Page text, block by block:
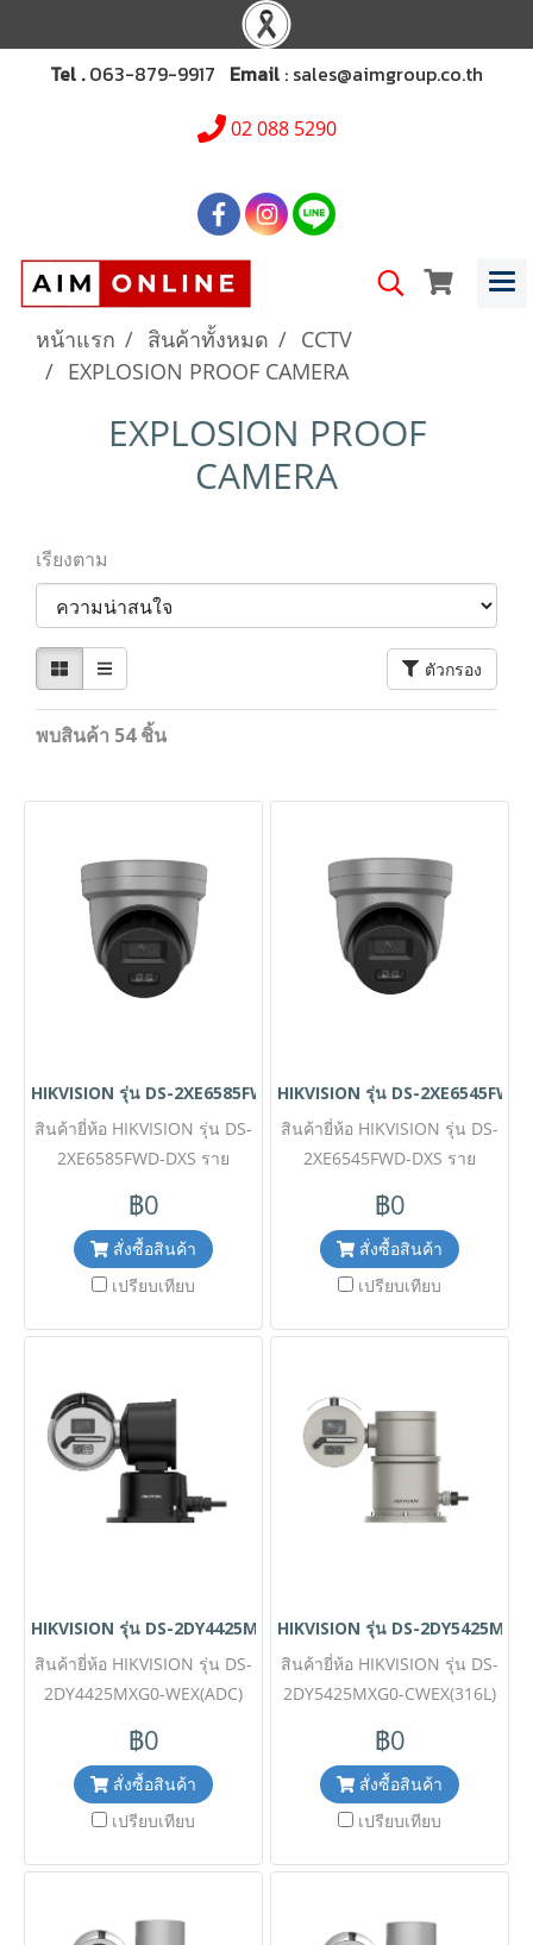
Tel .063-879-9917 Email : sales@aimgroup.co.th
02 088 5290
หน้าแรก สินค้าทั้งหมด
CCTV
EXPLOSION PROOF CAMERA
EXPLOSION PROOF
CAMERA
เรียงตาม
ตัวกรอง
พบสินค้า 54 ชิ้น
HIKVISION รุ่น DS-2XE6585FWD-DXS
สินค้ายี่ห้อ HIKVISION รุ่น DS-
2XE6585FWD-DXS ราย
เกรดป้องกันการระเบิดความ
ละเอียดสูงระดับ 4K (8MP
Ultra HD Explosion-Proof
Hikvision โดดเด่นด้วยภาพคม
ผลิตจากอะลูมิเนียมอัลลอยที่
ทนทานและน้ำหนักเบา ผ่าน
การรับรองมาตรฐานความ
ปลอดภัยระดับสากล ATEX และ
IECEx พร้อมมาตรฐานกันน้ำกัน
พื้นที่อุตสาหกรรมที่เสี่ยงต่อการ
ติดไฟหรือระเบิด ✅ ขอราคา
พิเศษสำหรับงานโครงการ
Line ID @aimonline
฿0
สั่งซื้อสินค้า
เปรียบเทียบ
HIKVISION รุ่น DS-
สินค้ายี่ห้อ HIKVISION รุ่น DS-
2XE6545FWD-DXS ราย
(4MP Explosion-Proof Fixed
Turret Camera) จาก
HIKVISION ความละเอียด 4
เรือนผลิตจากอะลูมิเนียมอัลลอย
ทนทาน ผ่านการรับรอง
มาตรฐานความปลอดภัยระดับ
สากล ATEX และ IECEx พร้อม
มาตรฐานกันน้ำกันฝุ่น IP68
ออกแบบมาเป็นพิเศษเพื่อการ
ละออง ✅ ขอราคาพิเศษสำหรับ
งานโครงการติดต่อ Mobile :
063-879-9917 Line ID
฿0
สั่งซื้อสินค้า
เปรียบเทียบ
HIKVISION รุ่น DS-2DY4425MXG0-WEX(ADC)
สินค้ายี่ห้อ HIKVISION รุ่น DS-
2DY4425MXG0-WEX(ADC)
ปิดสปีดโดมเครือข่ายเกรด
ป้องกันการระเบิด (4MP
Explosion-Proof Network
ความละเอียด 4 ล้านพิกเซล
เท่า โดดเด่นด้วยตัวเรือนผลิต
฿0
สั่งซื้อสินค้า
เปรียบเทียบ
HIKVISION รุ่น DS-
สินค้ายี่ห้อ HIKVISION รุ่น DS-
2DY5425MXG0-CWEX(316L)
ปิดสปีดโดมเครือข่ายเกรด
ป้องกันการระเบิด (4MP
Explosion-Proof Network
ความละเอียด 4 ล้านพิกเซล
เท่า โดดเด่นด้วยตัวเรือนสแตน
฿0
สั่งซื้อสินค้า
เปรียบเทียบ